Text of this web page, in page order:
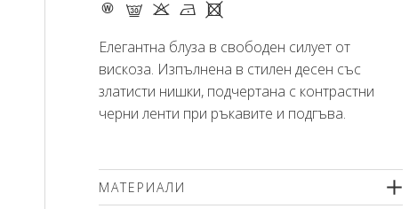
- G K N X
Елегантна блуза в свободен силует от
вискоза. Изпълнена в стилен десен със
златисти нишки, подчертана с контрастни
черни ленти при ръкавите и подгъва.
МАТЕРИАЛИ